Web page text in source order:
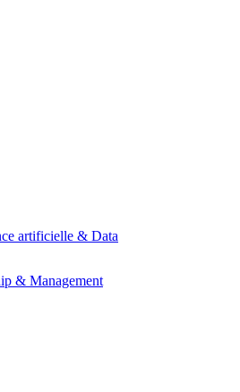
artificielle & Data
& Management